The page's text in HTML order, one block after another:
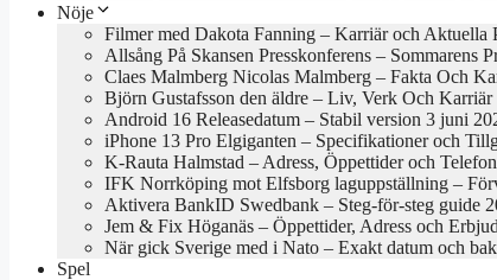
Nöje
Filmer med Dakota Fanning – Karriär och Aktuella
Allsång På Skansen Presskonferens – Sommarens
Claes Malmberg Nicolas Malmberg – Fakta Och
Björn Gustafsson den äldre – Liv, Verk Och Karriär
Android 16 Releasedatum – Stabil version 3 juni
iPhone 13 Pro Elgiganten – Specifikationer och
K-Rauta Halmstad – Adress, Öppettider och
IFK Norrköping mot Elfsborg laguppställning –
Aktivera BankID Swedbank – Steg-för-steg guide
Jem & Fix Höganäs – Öppettider, Adress och
När gick Sverige med i Nato – Exakt datum och
Spel